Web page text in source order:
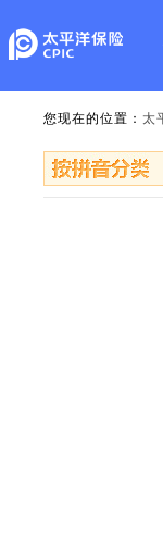
您现在的位置： 太